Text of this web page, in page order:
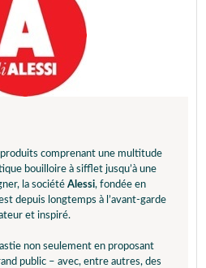
comprenant une multitude
bouilloire à sifflet jusqu’à une
la société Alessi, fondée en
depuis longtemps à l’avant-garde
et inspiré.
non seulement en proposant
public – avec, entre autres, des